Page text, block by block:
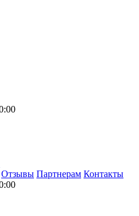
Отзывы Партнерам Контакты